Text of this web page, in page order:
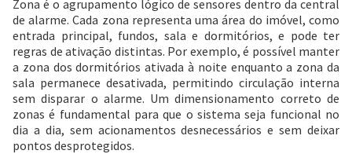
Zona é o agrupamento lógico de sensores dentro da central
de alarme. Cada zona representa uma área do imóvel, como
entrada principal, fundos, sala e dormitórios, e pode ter
regras de ativação distintas. Por exemplo, é possível manter
a zona dos dormitórios ativada à noite enquanto a zona da
sala permanece desativada, permitindo circulação interna
sem disparar o alarme. Um dimensionamento correto de
zonas é fundamental para que o sistema seja funcional no
dia a dia, sem acionamentos desnecessários e sem deixar
pontos desprotegidos.